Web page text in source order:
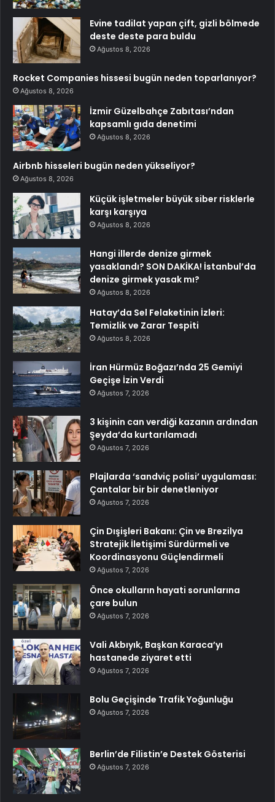
Evine tadilat yapan çift, gizli bölmede
deste deste para buldu
Ağustos 8, 2026
Rocket Companies hissesi bugün neden toparlanıyor?
Ağustos 8, 2026
İzmir Güzelbahçe Zabıtası’ndan
kapsamlı gıda denetimi
Ağustos 8, 2026
Airbnb hisseleri bugün neden yükseliyor?
Ağustos 8, 2026
Küçük işletmeler büyük siber risklerle
karşı karşıya
Ağustos 8, 2026
Hangi illerde denize girmek
yasaklandı? SON DAKİKA! İstanbul’da
denize girmek yasak mı?
Ağustos 8, 2026
Hatay’da Sel Felaketinin İzleri:
Temizlik ve Zarar Tespiti
Ağustos 8, 2026
İran Hürmüz Boğazı’nda 25 Gemiyi
Geçişe İzin Verdi
Ağustos 7, 2026
3 kişinin can verdiği kazanın ardından
Şeyda’da kurtarılamadı
Ağustos 7, 2026
Plajlarda ‘sandviç polisi’ uygulaması:
Çantalar bir bir denetleniyor
Ağustos 7, 2026
Çin Dışişleri Bakanı: Çin ve Brezilya
Stratejik İletişimi Sürdürmeli ve
Koordinasyonu Güçlendirmeli
Ağustos 7, 2026
Önce okulların hayati sorunlarına
çare bulun
Ağustos 7, 2026
Vali Akbıyık, Başkan Karaca’yı
hastanede ziyaret etti
Ağustos 7, 2026
Bolu Geçişinde Trafik Yoğunluğu
Ağustos 7, 2026
Berlin’de Filistin’e Destek Gösterisi
Ağustos 7, 2026